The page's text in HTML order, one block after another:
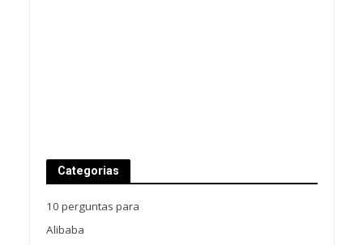
Categorias
10 perguntas para
Alibaba